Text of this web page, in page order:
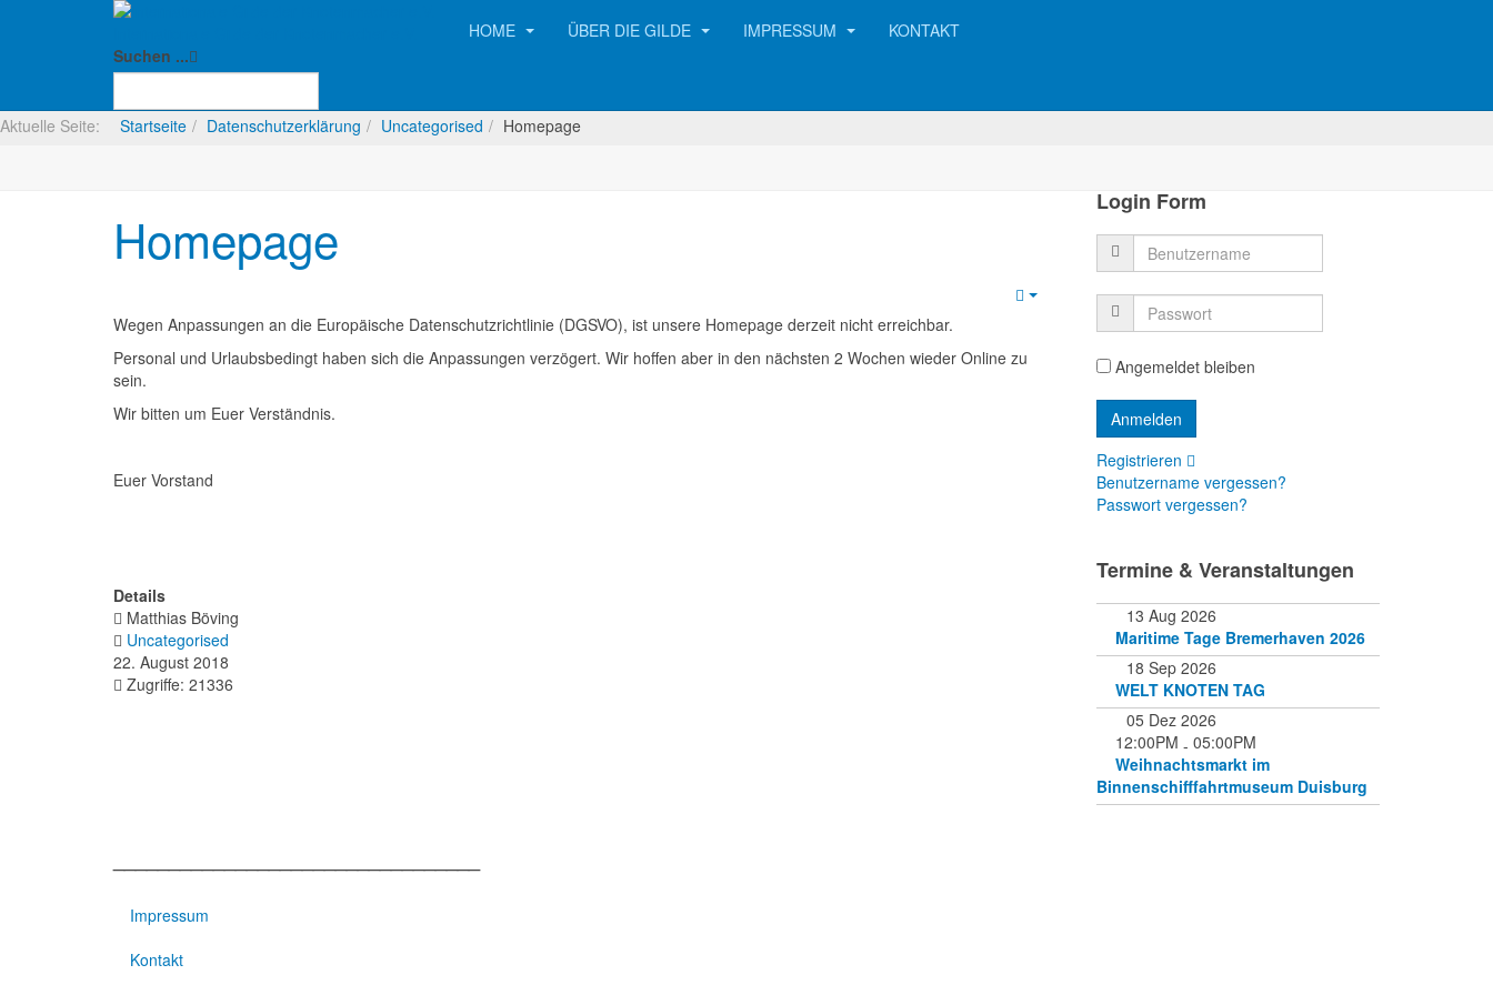
Suchen ...
HOME ÜBER DIE GILDE IMPRESSUM KONTAKT
Aktuelle Seite: Startseite Datenschutzerklärung Uncategorised Homepage
Homepage
Wegen Anpassungen an die Europäische Datenschutzrichtlinie (DGSVO), ist unsere Homepage derzeit nicht erreichbar.
Personal und Urlaubsbedingt haben sich die Anpassungen verzögert. Wir hoffen aber in den nächsten 2 Wochen wieder Online zu
sein.
Wir bitten um Euer Verständnis.
Euer Vorstand
Details
Matthias Böving
Uncategorised
22. August 2018
Zugriffe: 21336
Login Form
Angemeldet bleiben
Registrieren
Benutzername vergessen?
Passwort vergessen?
Termine & Veranstaltungen
13 Aug 2026
Maritime Tage Bremerhaven 2026
18 Sep 2026
WELT KNOTEN TAG
05 Dez 2026
12:00PM - 05:00PM
Weihnachtsmarkt im
Binnenschifffahrtmuseum Duisburg
Impressum
Kontakt